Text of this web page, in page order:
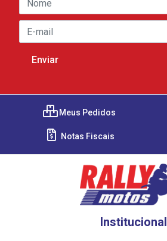
Meus Pedidos
Notas Fiscais
Institucional